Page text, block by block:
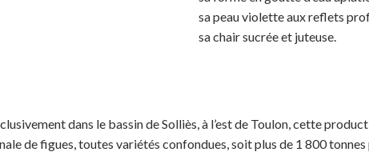
sa peau violette aux reflets
sa chair sucrée et juteuse.
dans le bassin de Solliès, à l’est de Toulon, cette
de figues, toutes variétés confondues, soit plus de 1 800 tonnes